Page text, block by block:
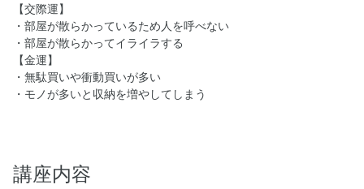
【交際運】
・部屋が散らかっているため人を呼べない
・部屋が散らかってイライラする
【金運】
・無駄買いや衝動買いが多い
・モノが多いと収納を増やしてしまう
講座内容